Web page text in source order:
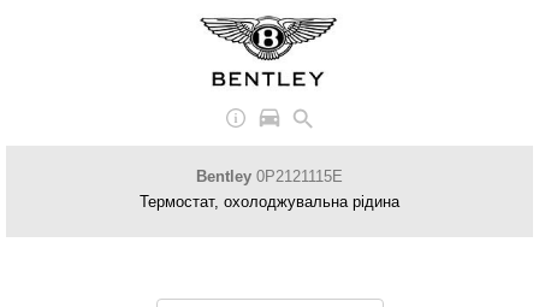
Bentley 0P2121115E
Термостат, охолоджувальна рідина